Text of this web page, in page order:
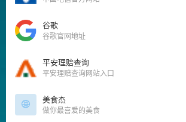
谷歌
谷歌官网地址
平安理赔查询
平安理赔查询网站入口
美食杰
做你最喜爱的美食